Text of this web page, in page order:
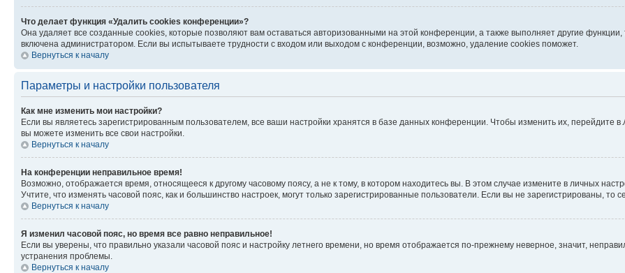
Что делает функция «Удалить cookies конференции»?
Она удаляет все созданные cookies, которые позволяют вам оставаться авторизованными на этой конференции, а также выполняет другие
включена администратором. Если вы испытываете трудности с входом или выходом с конференции, возможно, удаление cookies поможет.
Вернуться к началу
Параметры и настройки пользователя
Как мне изменить мои настройки?
Если вы являетесь зарегистрированным пользователем, все ваши настройки хранятся в базе данных конференции. Чтобы изменить их, перейдите в
вы можете изменить все свои настройки.
Вернуться к началу
На конференции неправильное время!
Возможно, отображается время, относящееся к другому часовому поясу, а не к тому, в котором находитесь вы. В этом случае измените в личных
Учтите, что изменять часовой пояс, как и большинство настроек, могут только зарегистрированные пользователи. Если вы не зарегистрированы, то
Вернуться к началу
Я изменил часовой пояс, но время все равно неправильное!
Если вы уверены, что правильно указали часовой пояс и настройку летнего времени, но время отображается по-прежнему неверное, значит,
устранения проблемы.
Вернуться к началу